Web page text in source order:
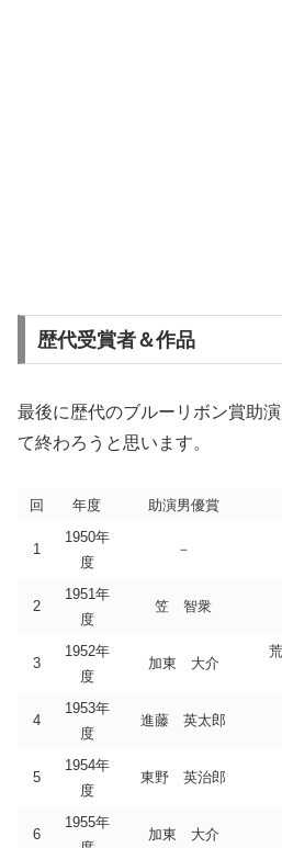
歴代受賞者＆作品
最後に歴代のブルーリボン賞助
て終わろうと思います。
回 年度 助演男優賞
1
1950年
度
－
2
1951年
度
笠 智衆
3
1952年
度
加東 大介
4
1953年
度
進藤 英太郎
5
1954年
度
東野 英治郎
6
1955年
加東 大介